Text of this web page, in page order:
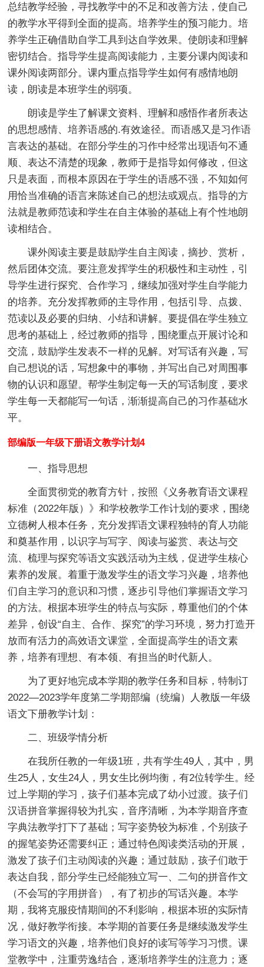
总结教学经验，寻找教学中的不足和改善方法，使自己
的教学水平得到全面的提高。培养学生的预习能力。培
养学生正确借助自学工具到达自学效果。使朗读和理解
密切结合。指导学生提高阅读能力，主要分课内阅读和
课外阅读两部分。课内重点指导学生如何有感情地朗
读，朗读是本班学生的弱项。
朗读是学生了解课文资料、理解和感悟作者所表达
的思想感情、培养语感的.有效途径。而语感又是习作语
言表达的基础。在部分学生的习作中经常出现语句不通
顺、表达不清楚的现象，教师于是指导如何修改，但这
只是表面，而根本原因在于学生的语感不强，不知如何
用恰当准确的语言来陈述自己的想法或观点。指导的方
法就是教师范读和学生在自主体验的基础上有个性地朗
读相结合。
课外阅读主要是鼓励学生自主阅读，摘抄、赏析，
然后团体交流。要注意发挥学生的积极性和主动性，引
导学生进行探究、合作学习，继续加强对学生自学能力
的培养。充分发挥教师的主导作用，包括引导、点拨、
范读以及必要的归纳、小结和讲解。要提倡在学生独立
思考的基础上，经过教师的指导，围绕重点开展讨论和
交流，鼓励学生发表不一样的见解。对写话有兴趣，写
自己想说的话，写想象中的事物，并写出自己对周围事
物的认识和愿望。帮学生制定每一天的写话制度，要求
学生每一天都能写一句话，渐渐提高自己的习作基础水
平。
部编版一年级下册语文教学计划4
一、指导思想
全面贯彻党的教育方针，按照《义务教育语文课程
标准（2022年版）》和学校教学工作计划的要求，围绕
立德树人根本任务，充分发挥语文课程独特的育人功能
和奠基作用，以识字与写字、阅读与鉴赏、表达与交
流、梳理与探究等语文实践活动为主线，促进学生核心
素养的发展。着重于激发学生的语文学习兴趣，培养他
们自主学习的意识和习惯，逐步引导他们掌握语文学习
的方法。根据本班学生的特点与实际，尊重他们的个体
差异，创设“自主、合作、探究”的学习环境，努力打造开
放而有活力的高效语文课堂，全面提高学生的语文素
养，培养有理想、有本领、有担当的时代新人。
为了更好地完成本学期的教学任务和目标，特制订
2022—2023学年度第二学期部编（统编）人教版一年级
语文下册教学计划：
二、班级学情分析
在我所任教的一年级1班，共有学生49人，其中，男
生25人，女生24人，男女生比例均衡，有2位转学生。经
过上学期的学习，孩子们基本完成了幼小过渡。孩子们
汉语拼音掌握得较为扎实，音序清晰，为本学期音序查
字典法教学打下了基础；写字姿势较为标准，个别孩子
的握笔姿势还需要纠正；通过特色阅读类活动的开展，
激发了孩子们主动阅读的兴趣；通过鼓励，孩子们敢于
表达自我，部分学生已经能独立写一、二句的拼音作文
（不会写的字用拼音），有了初步的写话兴趣。本学
期，我将克服疫情期间的不利影响，根据本班的实际情
况，做好教学衔接。本学期的首要任务是继续激发学生
学习语文的兴趣，培养他们良好的读写等学习习惯。课
堂教学中，注重劳逸结合，逐渐培养学生的注意力；逐